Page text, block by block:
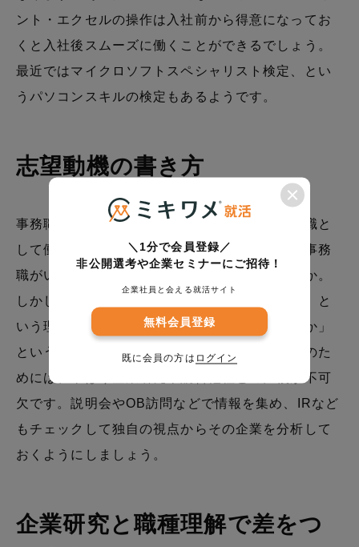
ント・エクセルの操作は入社前から得意になってお
くと入社後スムーズに働くことができるでしょう。
最近ではマイクロソフトスペシャリスト検定、とい
うパソコンスキルの検定もあるようです。
志望動機の書き方
事務職を目指す方の中には、「この企業の事務職と
して働きたい」というよりは「企業はともあれ事務
職がいい」という方もいるのではないでしょうか。
しかし、志望動機を書く際には「なぜ事務職か」と
いう理由はもちろん。きちんと「なぜその企業か」
という理由も含めて書くようにしましょう。そのた
めには、やはり企業研究や競合他社との比較が不可
欠です。説明会やOB訪問などで情報を集め、IRなど
もチェックして独自の視点からその企業を分析して
おくようにしましょう。
企業研究と職種理解で差をつ
＼1分で会員登録／
非公開選考や企業セミナーにご招待！
企業社員と会える就活サイト
無料会員登録
既に会員の方は ログイン